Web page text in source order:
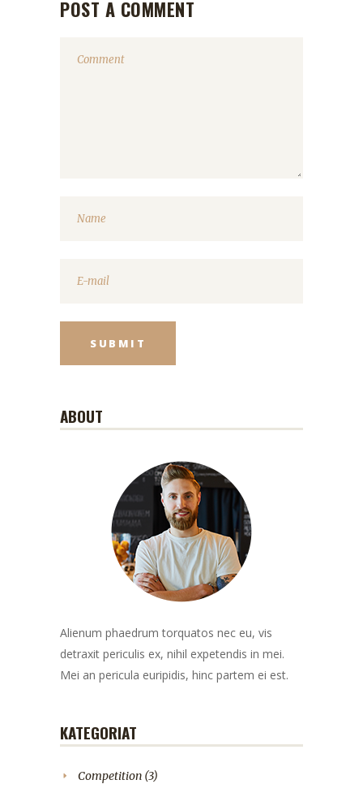
POST A COMMENT
ABOUT
Alienum phaedrum torquatos nec eu, vis
detraxit periculis ex, nihil expetendis in mei.
Mei an pericula euripidis, hinc partem ei est.
KATEGORIAT
Competition (3)